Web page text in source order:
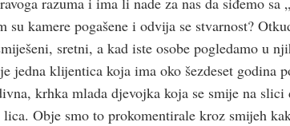
kamere pogašene i odvija se stvarnost?
sretni, a kad iste osobe pogledamo u
jedna klijentica koja ima oko šezdeset godina
krhka mlada djevojka koja se smije na slici
Obje smo to prokomentirale kroz smijeh